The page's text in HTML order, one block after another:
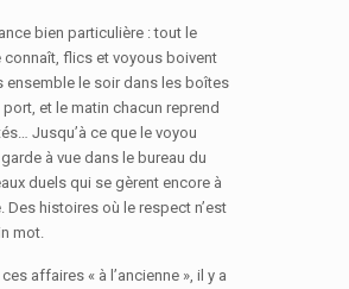
bien particulière : tout le
connaît, flics et voyous boivent
ensemble le soir dans les boîtes
et le matin chacun reprend
Jusqu’à ce que le voyou
à vue dans le bureau du
duels qui se gèrent encore à
Des histoires où le respect n’est
mot.
affaires « à l’ancienne », il y a